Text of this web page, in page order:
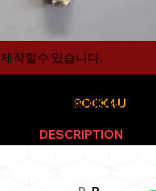
제작할수 있습니다.​
ROCK4U
DESCRIPTION
ROCK4U